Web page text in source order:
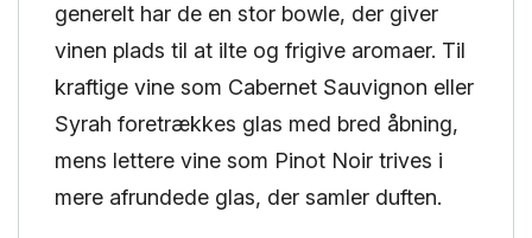
generelt har de en stor bowle, der giver
vinen plads til at ilte og frigive aromaer. Til
kraftige vine som Cabernet Sauvignon eller
Syrah foretrækkes glas med bred åbning,
mens lettere vine som Pinot Noir trives i
mere afrundede glas, der samler duften.